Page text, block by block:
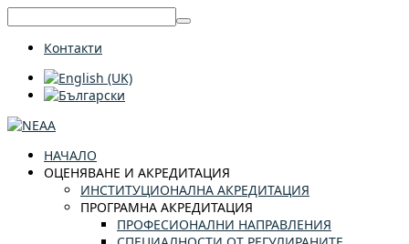
Контакти
НАЧАЛО
ОЦЕНЯВАНЕ И АКРЕДИТАЦИЯ
ИНСТИТУЦИОНАЛНА АКРЕДИТАЦИЯ
ПРОГРАМНА АКРЕДИТАЦИЯ
ПРОФЕСИОНАЛНИ НАПРАВЛЕНИЯ